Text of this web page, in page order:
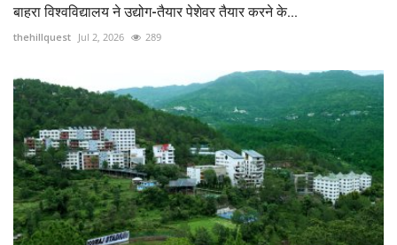
बाहरा विश्वविद्यालय ने उद्योग-तैयार पेशेवर तैयार करने के...
thehillquest Jul 2, 2026 289